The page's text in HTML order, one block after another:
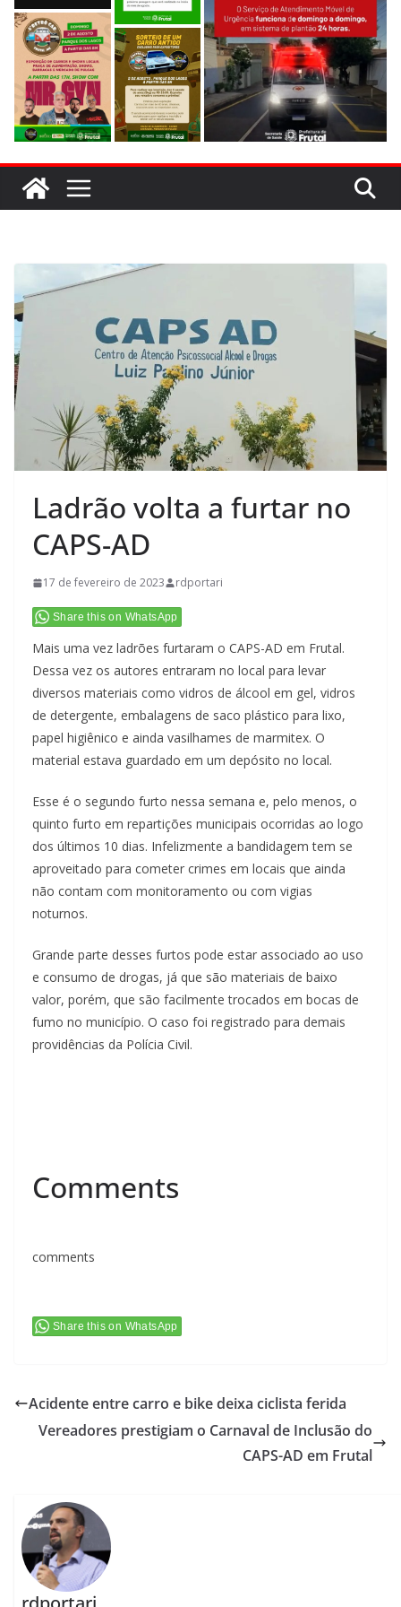
Ladrão volta a furtar no
CAPS-AD
17 de fevereiro de 2023 rdportari
Share this on WhatsApp
Mais uma vez ladrões furtaram o CAPS-AD em Frutal.
Dessa vez os autores entraram no local para levar
diversos materiais como vidros de álcool em gel, vidros
de detergente, embalagens de saco plástico para lixo,
papel higiênico e ainda vasilhames de marmitex. O
material estava guardado em um depósito no local.
Esse é o segundo furto nessa semana e, pelo menos, o
quinto furto em repartições municipais ocorridas ao logo
dos últimos 10 dias. Infelizmente a bandidagem tem se
aproveitado para cometer crimes em locais que ainda
não contam com monitoramento ou com vigias
noturnos.
Grande parte desses furtos pode estar associado ao uso
e consumo de drogas, já que são materiais de baixo
valor, porém, que são facilmente trocados em bocas de
fumo no município. O caso foi registrado para demais
providências da Polícia Civil.
Comments
comments
Share this on WhatsApp
Acidente entre carro e bike deixa ciclista ferida
Vereadores prestigiam o Carnaval de Inclusão do
CAPS-AD em Frutal